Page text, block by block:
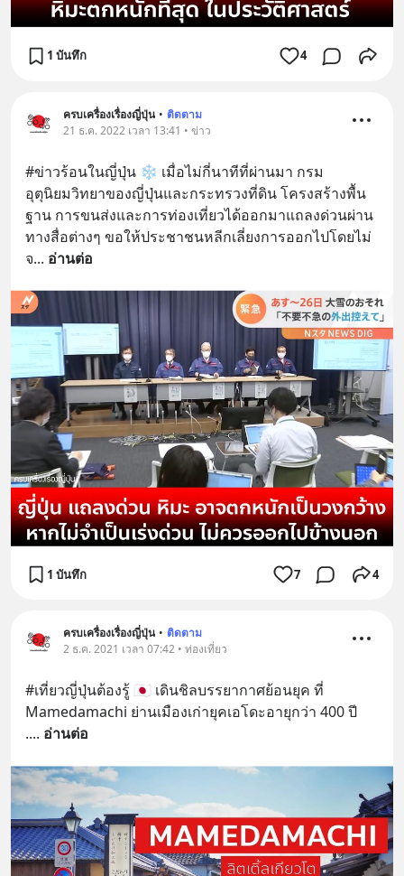
1 บันทึก 4
ครบเครื่องเรื่องญี่ปุ่น • ติดตาม
21 ธ.ค. 2022 เวลา 13:41 • ข่าว
#ข่าวร้อนในญี่ปุ่น ❄ เมื่อไม่กี่นาทีที่ผ่านมา กรม
อุตุนิยมวิทยาของญี่ปุ่นและกระทรวงที่ดิน โครงสร้างพื้น
ฐาน การขนส่งและการท่องเที่ยวได้ออกมาแถลงด่วนผ่าน
ทางสื่อต่างๆ ขอให้ประชาชนหลีกเลี่ยงการออกไปโดยไม่
จ... อ่านต่อ
1 บันทึก 7 4
ครบเครื่องเรื่องญี่ปุ่น • ติดตาม
2 ธ.ค. 2021 เวลา 07:42 • ท่องเที่ยว
#เที่ยวญี่ปุ่นต้องรู้ 🇯🇵 เดินชิลบรรยากาศย้อนยุค ที่
Mamedamachi ย่านเมืองเก่ายุคเอโดะอายุกว่า 400 ปี
.... อ่านต่อ